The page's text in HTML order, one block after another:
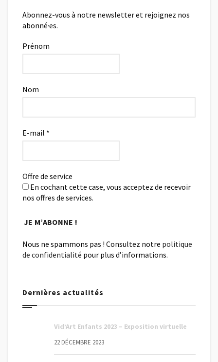
Abonnez-vous à notre newsletter et rejoignez nos
abonné·es.
Prénom
Nom
E-mail *
Offre de service
En cochant cette case, vous acceptez de recevoir
nos offres de services.
Nous ne spammons pas ! Consultez notre politique
de confidentialité pour plus d’informations.
Dernières actualités
Vid’Art Enfants 2023 – Exposition virtuelle
22 DÉCEMBRE 2023